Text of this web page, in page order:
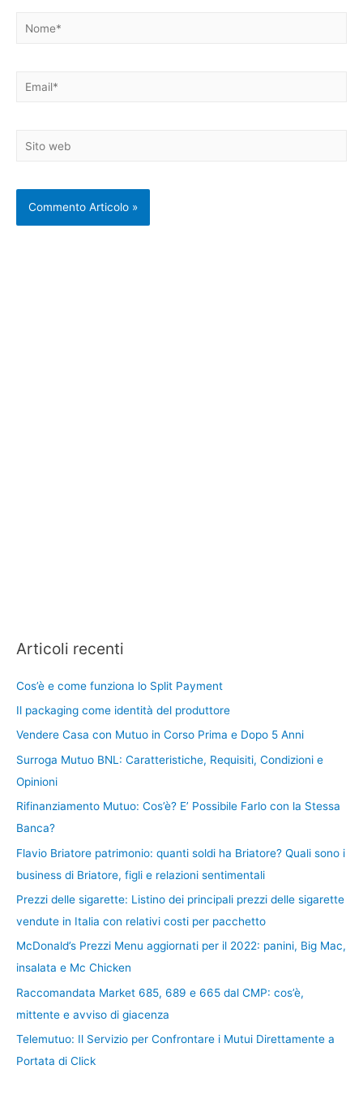
Nome*
Email*
Sito
Articoli recenti
Cos’è e come funziona lo Split Payment
Il packaging come identità del produttore
Vendere Casa con Mutuo in Corso Prima e Dopo 5 Anni
Surroga Mutuo BNL: Caratteristiche, Requisiti, Condizioni e
Opinioni
Rifinanziamento Mutuo: Cos’è? E’ Possibile Farlo con la Stessa
Banca?
Flavio Briatore patrimonio: quanti soldi ha Briatore? Quali sono i
business di Briatore, figli e relazioni sentimentali
Prezzi delle sigarette: Listino dei principali prezzi delle sigarette
vendute in Italia con relativi costi per pacchetto
McDonald’s Prezzi Menu aggiornati per il 2022: panini, Big Mac,
insalata e Mc Chicken
Raccomandata Market 685, 689 e 665 dal CMP: cos’è,
mittente e avviso di giacenza
Telemutuo: Il Servizio per Confrontare i Mutui Direttamente a
Portata di Click